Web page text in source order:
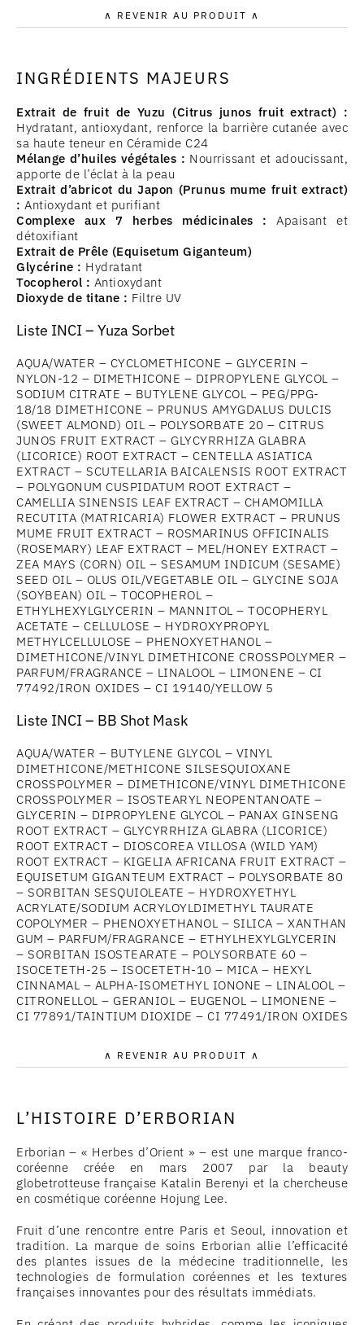
∧ REVENIR AU PRODUIT ∧
INGRÉDIENTS MAJEURS
Extrait de fruit de Yuzu (Citrus junos fruit extract) :
Hydratant, antioxydant, renforce la barrière cutanée avec
sa haute teneur en Céramide C24
Mélange d’huiles végétales : Nourrissant et adoucissant,
apporte de l’éclat à la peau
Extrait d’abricot du Japon (Prunus mume fruit extract)
: Antioxydant et purifiant
Complexe aux 7 herbes médicinales : Apaisant et
détoxifiant
Extrait de Prêle (Equisetum Giganteum)
Glycérine : Hydratant
Tocopherol : Antioxydant
Dioxyde de titane : Filtre UV
Liste INCI – Yuza Sorbet
AQUA/WATER – CYCLOMETHICONE – GLYCERIN –
NYLON-12 – DIMETHICONE – DIPROPYLENE GLYCOL –
SODIUM CITRATE – BUTYLENE GLYCOL – PEG/PPG-
18/18 DIMETHICONE – PRUNUS AMYGDALUS DULCIS
(SWEET ALMOND) OIL – POLYSORBATE 20 – CITRUS
JUNOS FRUIT EXTRACT – GLYCYRRHIZA GLABRA
(LICORICE) ROOT EXTRACT – CENTELLA ASIATICA
EXTRACT – SCUTELLARIA BAICALENSIS ROOT EXTRACT
– POLYGONUM CUSPIDATUM ROOT EXTRACT –
CAMELLIA SINENSIS LEAF EXTRACT – CHAMOMILLA
RECUTITA (MATRICARIA) FLOWER EXTRACT – PRUNUS
MUME FRUIT EXTRACT – ROSMARINUS OFFICINALIS
(ROSEMARY) LEAF EXTRACT – MEL/HONEY EXTRACT –
ZEA MAYS (CORN) OIL – SESAMUM INDICUM (SESAME)
SEED OIL – OLUS OIL/VEGETABLE OIL – GLYCINE SOJA
(SOYBEAN) OIL – TOCOPHEROL –
ETHYLHEXYLGLYCERIN – MANNITOL – TOCOPHERYL
ACETATE – CELLULOSE – HYDROXYPROPYL
METHYLCELLULOSE – PHENOXYETHANOL –
DIMETHICONE/VINYL DIMETHICONE CROSSPOLYMER –
PARFUM/FRAGRANCE – LINALOOL – LIMONENE – CI
77492/IRON OXIDES – CI 19140/YELLOW 5
Liste INCI – BB Shot Mask
AQUA/WATER – BUTYLENE GLYCOL – VINYL
DIMETHICONE/METHICONE SILSESQUIOXANE
CROSSPOLYMER – DIMETHICONE/VINYL DIMETHICONE
CROSSPOLYMER – ISOSTEARYL NEOPENTANOATE –
GLYCERIN – DIPROPYLENE GLYCOL – PANAX GINSENG
ROOT EXTRACT – GLYCYRRHIZA GLABRA (LICORICE)
ROOT EXTRACT – DIOSCOREA VILLOSA (WILD YAM)
ROOT EXTRACT – KIGELIA AFRICANA FRUIT EXTRACT –
EQUISETUM GIGANTEUM EXTRACT – POLYSORBATE 80
– SORBITAN SESQUIOLEATE – HYDROXYETHYL
ACRYLATE/SODIUM ACRYLOYLDIMETHYL TAURATE
COPOLYMER – PHENOXYETHANOL – SILICA – XANTHAN
GUM – PARFUM/FRAGRANCE – ETHYLHEXYLGLYCERIN
– SORBITAN ISOSTEARATE – POLYSORBATE 60 –
ISOCETETH-25 – ISOCETETH-10 – MICA – HEXYL
CINNAMAL – ALPHA-ISOMETHYL IONONE – LINALOOL –
CITRONELLOL – GERANIOL – EUGENOL – LIMONENE –
CI 77891/TAINTIUM DIOXIDE – CI 77491/IRON OXIDES
∧ REVENIR AU PRODUIT ∧
L’HISTOIRE D’ERBORIAN
Erborian – « Herbes d’Orient » – est une marque franco-
coréenne créée en mars 2007 par la beauty
globetrotteuse française Katalin Berenyi et la chercheuse
en cosmétique coréenne Hojung Lee.
Fruit d’une rencontre entre Paris et Seoul, innovation et
tradition. La marque de soins Erborian allie l’efficacité
des plantes issues de la médecine traditionnelle, les
technologies de formulation coréennes et les textures
françaises innovantes pour des résultats immédiats.